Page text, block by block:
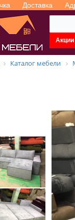
Доставка
Акции
Каталог мебели